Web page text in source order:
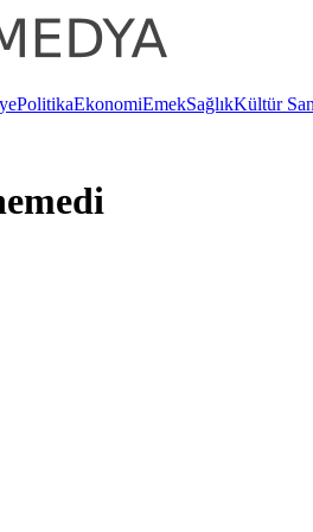
PolitikaEkonomiEmekSağlıkKültür